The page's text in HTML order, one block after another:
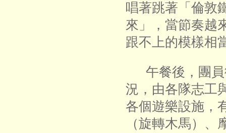
唱著跳著「倫敦
來」，當節奏越
跟不上的模樣相
午餐後，團員
況，由各隊志工
各個遊樂設施，
（旋轉木馬）